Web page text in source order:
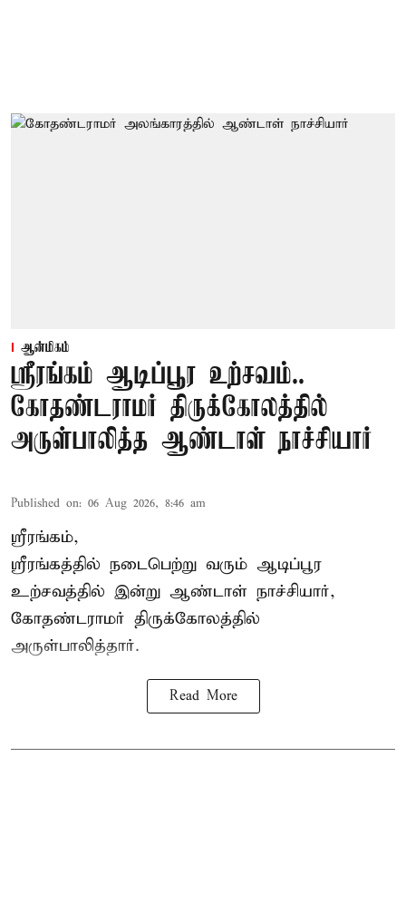
ஆன்மிகம்
ஸ்ரீரங்கம் ஆடிப்பூர உற்சவம்..
கோதண்டராமர் திருக்கோலத்தில்
அருள்பாலித்த ஆண்டாள் நாச்சியார்
Published on: 06 Aug 2026, 8:46 am
ஸ்ரீரங்கம்,
ஸ்ரீரங்கத்தில் நடைபெற்று வரும் ஆடிப்பூர
உற்சவத்தில் இன்று ஆண்டாள் நாச்சியார்,
கோதண்டராமர் திருக்கோலத்தில்
அருள்பாலித்தார்.
Read More